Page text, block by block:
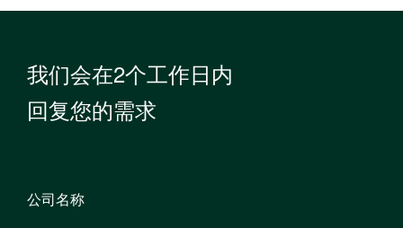
我们会在2个工作日内
回复您的需求